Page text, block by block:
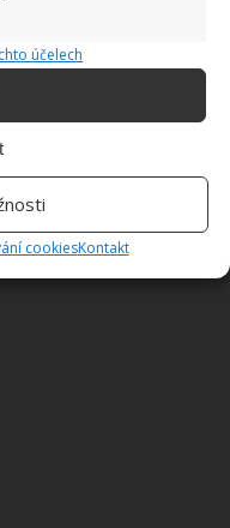
účelech
cookiesKontakt